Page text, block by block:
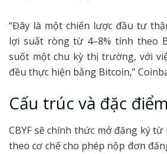
“Đây là một chiến lược đầu tư
lợi suất ròng từ 4–8% tính theo
suốt một chu kỳ thị trường, với
đều thực hiện bằng Bitcoin,”
Cấu trúc và đặc
CBYF sẽ chính thức mở đăng ký
theo cơ chế cho phép nộp đơn